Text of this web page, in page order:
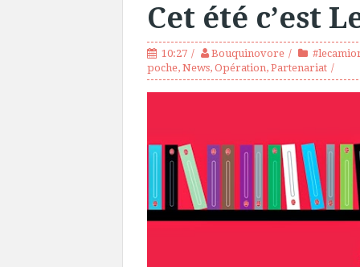
Cet été c’est
10:27 Bouquinovore
poche, News, Opération, Partenariat